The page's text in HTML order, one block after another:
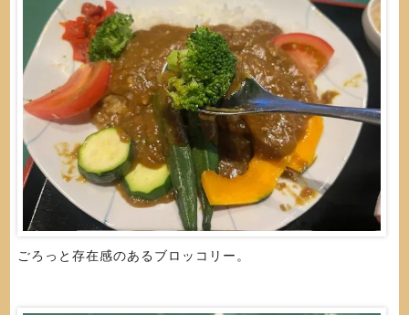
ごろっと存在感のあるブロッコリー。